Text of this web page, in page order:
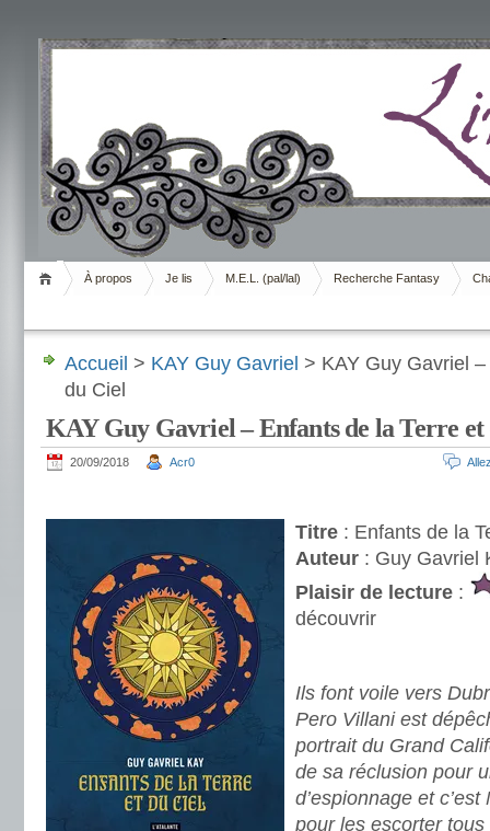
Livrement
À propos Je lis M.E.L. (pal/lal) Recherche Fantasy
Accueil > KAY Guy Gavriel > KAY Guy Gavriel
du Ciel
KAY Guy Gavriel – Enfants de la Terre et
20/09/2018 Acr0
Titre : Enfants de la
Auteur : Guy Gavriel
Plaisir de lecture :
découvrir
Ils font voile vers
Pero Villani est
portrait du Grand
de sa réclusion pour
d’espionnage et
pour les escorter